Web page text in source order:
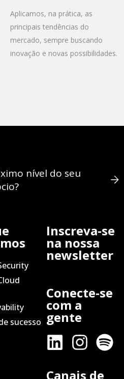
Aplicamos, na prática, as
principais tendências do
mercado, sempre buscando
inovação e novas possibilidades.
nível do seu
sucesso
Inscreva-se
na nossa
newsletter
Conecte-se
com a
gente
Canais de